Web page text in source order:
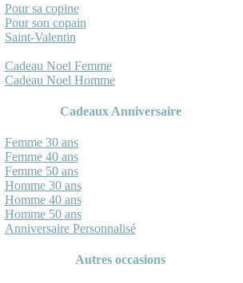
Pour sa copine
Pour son copain
Saint-Valentin
Cadeau Noel Femme
Cadeau Noel Homme
Cadeaux Anniversaire
Femme 30 ans
Femme 40 ans
Femme 50 ans
Homme 30 ans
Homme 40 ans
Homme 50 ans
Anniversaire Personnalisé
Autres occasions